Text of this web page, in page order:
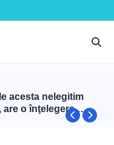
acesta nelegitim
o înţelegere cu
în război cu Rusia